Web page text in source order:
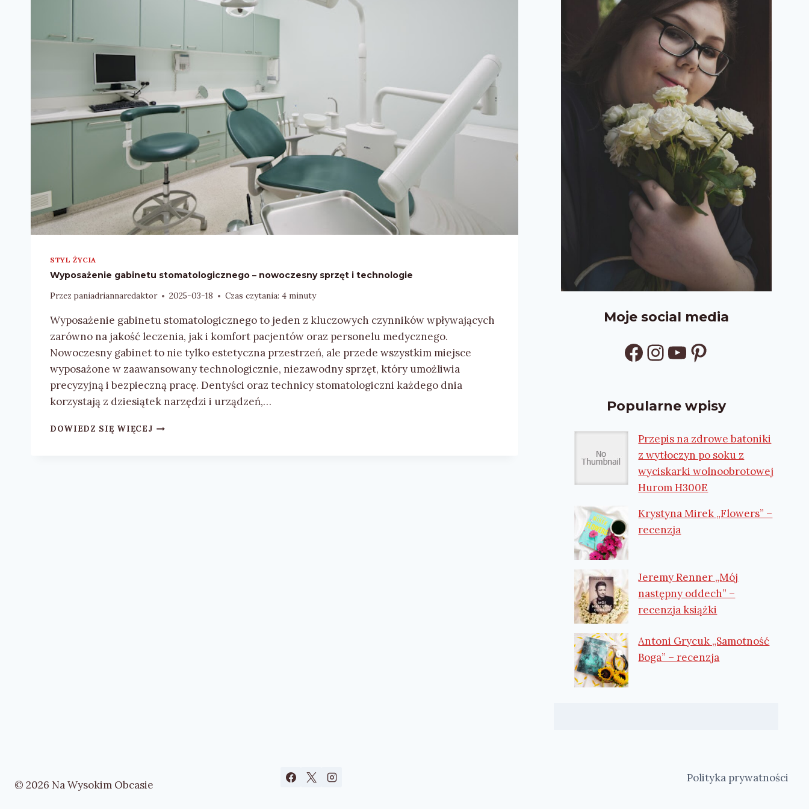
STYL ŻYCIA
Wyposażenie gabinetu stomatologicznego – nowoczesny sprzęt i technologie
Przez paniadriannaredaktor 2025-03-18 Czas czytania: 4 minuty
Wyposażenie gabinetu stomatologicznego to jeden z kluczowych czynników wpływających
zarówno na jakość leczenia, jak i komfort pacjentów oraz personelu medycznego.
Nowoczesny gabinet to nie tylko estetyczna przestrzeń, ale przede wszystkim miejsce
wyposażone w zaawansowany technologicznie, niezawodny sprzęt, który umożliwia
precyzyjną i bezpieczną pracę. Dentyści oraz technicy stomatologiczni każdego dnia
korzystają z dziesiątek narzędzi i urządzeń,…
DOWIEDZ SIĘ WIĘCEJWYPOSAŻENIE
Moje social media
Facebook
Instagram
YouTube
Pinterest
Popularne wpisy
Przepis na zdrowe batoniki
z wytłoczyn po soku z
wyciskarki wolnoobrotowej
Hurom H300E
Krystyna Mirek „Flowers” –
recenzja
Jeremy Renner „Mój
następny oddech” –
recenzja książki
Antoni Grycuk „Samotność
Boga” – recenzja
© 2026 Na Wysokim Obcasie
Polityka prywatności